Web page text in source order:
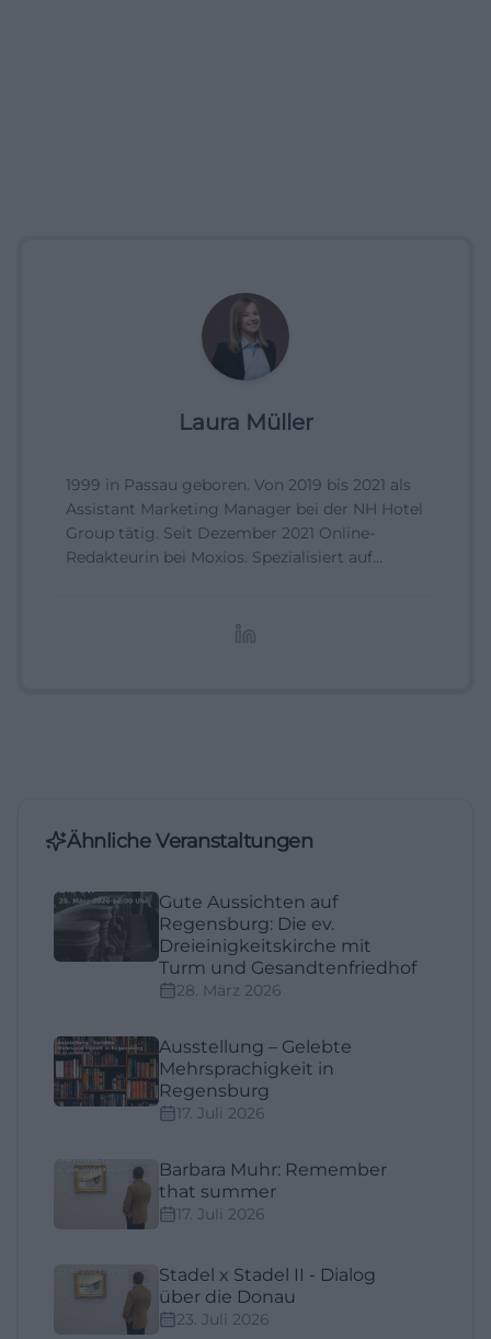
Laura Müller
1999 in Passau geboren. Von 2019 bis 2021 als
Assistant Marketing Manager bei der NH Hotel
Group tätig. Seit Dezember 2021 Online-
Redakteurin bei Moxios. Spezialisiert auf
Ähnliche Veranstaltungen
Gute Aussichten auf
Regensburg: Die ev.
Dreieinigkeitskirche mit
Turm und Gesandtenfriedhof
28. März 2026
Ausstellung – Gelebte
Mehrsprachigkeit in
Regensburg
17. Juli 2026
Barbara Muhr: Remember
that summer
17. Juli 2026
Stadel x Stadel II - Dialog
über die Donau
23. Juli 2026